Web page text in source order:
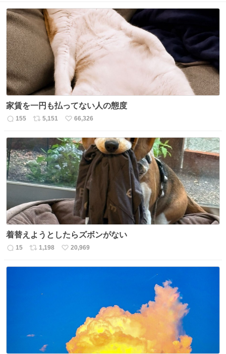
家賃を一円も払ってない人の態度
返
155
リ
ト
数
5,151
い
ね
数
66,326
着替えようとしたらズボンがない
返
15
リ
1,198
い
20,969